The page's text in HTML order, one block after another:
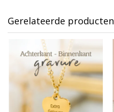
Gerelateerde producten